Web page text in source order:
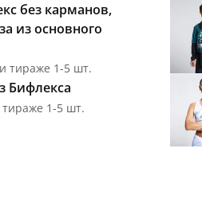
без карманов,
из основного
тираже 1-5 шт.
Бифлекса
1-5 шт.